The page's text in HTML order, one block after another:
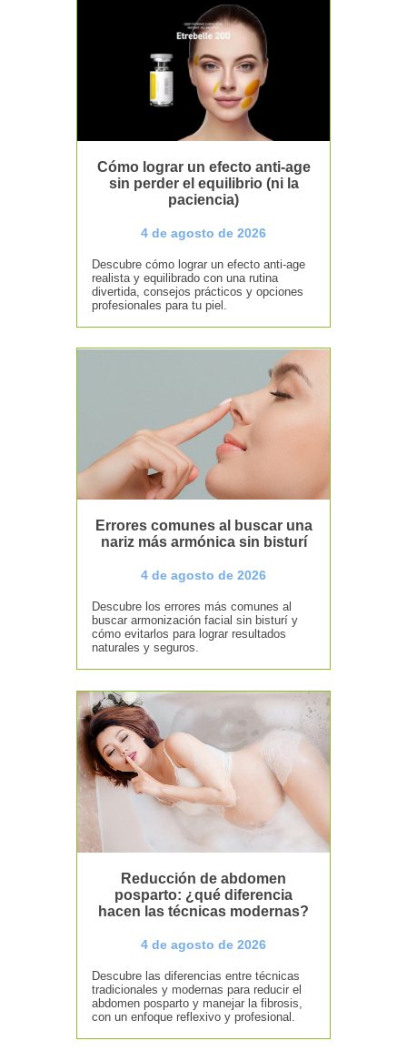
Cómo lograr un efecto anti-age
sin perder el equilibrio (ni la
paciencia)
4 de agosto de 2026
Descubre cómo lograr un efecto anti-age
realista y equilibrado con una rutina
divertida, consejos prácticos y opciones
profesionales para tu piel.
Errores comunes al buscar una
nariz más armónica sin bisturí
4 de agosto de 2026
Descubre los errores más comunes al
buscar armonización facial sin bisturí y
cómo evitarlos para lograr resultados
naturales y seguros.
Reducción de abdomen
posparto: ¿qué diferencia
hacen las técnicas modernas?
4 de agosto de 2026
Descubre las diferencias entre técnicas
tradicionales y modernas para reducir el
abdomen posparto y manejar la fibrosis,
con un enfoque reflexivo y profesional.